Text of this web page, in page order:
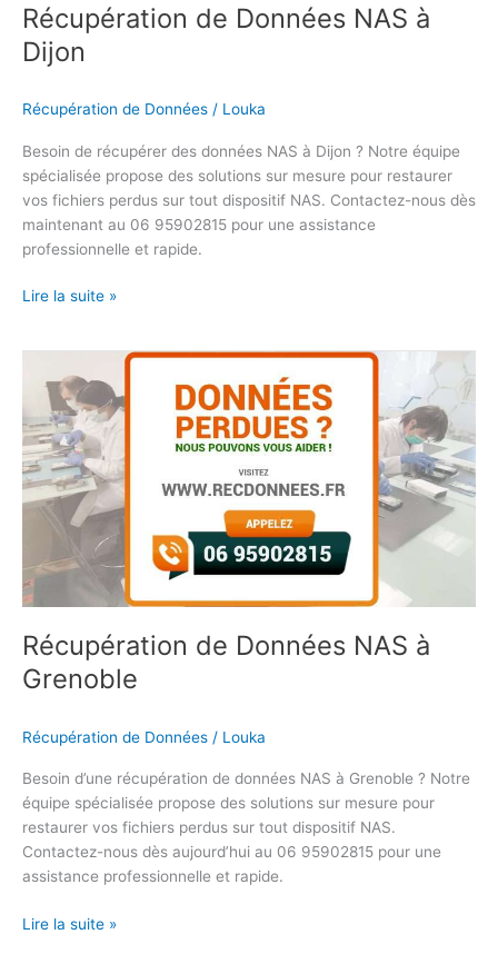
Récupération de Données NAS à
Dijon
Récupération de Données / Louka
Besoin de récupérer des données NAS à Dijon ? Notre équipe
spécialisée propose des solutions sur mesure pour restaurer
vos fichiers perdus sur tout dispositif NAS. Contactez-nous dès
maintenant au 06 95902815 pour une assistance
professionnelle et rapide.
Lire la suite »
Récupération de Données NAS à
Grenoble
Récupération de Données / Louka
Besoin d’une récupération de données NAS à Grenoble ? Notre
équipe spécialisée propose des solutions sur mesure pour
restaurer vos fichiers perdus sur tout dispositif NAS.
Contactez-nous dès aujourd’hui au 06 95902815 pour une
assistance professionnelle et rapide.
Données
NAS
à
Grenoble
Lire la suite »